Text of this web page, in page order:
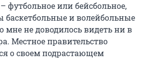
футбольное или бейсбольное,
баскетбольные и волейбольные
мне не доводилось видеть ни в
Местное правительство
о своем подрастающем